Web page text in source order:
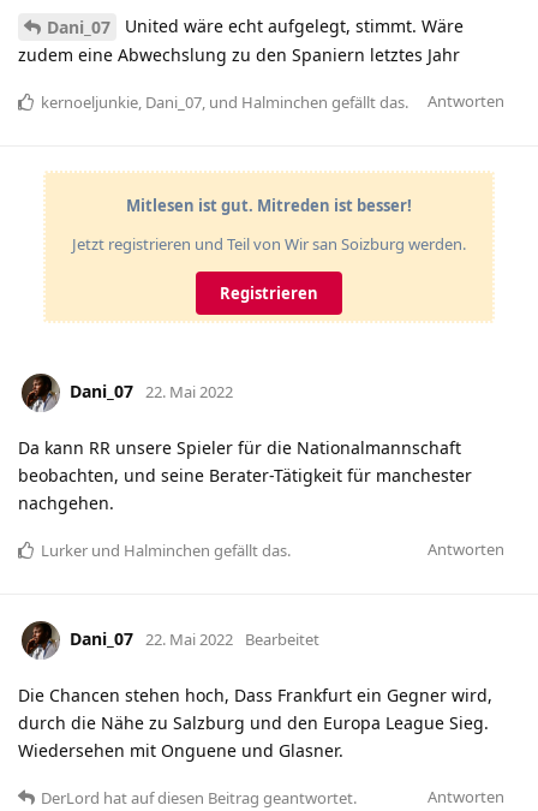
Dani_07
United wäre echt aufgelegt, stimmt. Wäre
zudem eine Abwechslung zu den Spaniern letztes Jahr
Antworten
kernoeljunkie, Dani_07, und Halminchen gefällt das.
Mitlesen ist gut. Mitreden ist besser!
Jetzt registrieren und Teil von Wir san Soizburg werden.
Registrieren
Dani_07 22. Mai 2022
Da kann RR unsere Spieler für die Nationalmannschaft
beobachten, und seine Berater-Tätigkeit für manchester
nachgehen.
Antworten
Lurker und Halminchen gefällt das.
Dani_07 22. Mai 2022 Bearbeitet
Die Chancen stehen hoch, Dass Frankfurt ein Gegner wird,
durch die Nähe zu Salzburg und den Europa League Sieg.
Wiedersehen mit Onguene und Glasner.
Antworten
DerLord hatauf diesen Beitrag geantwortet.